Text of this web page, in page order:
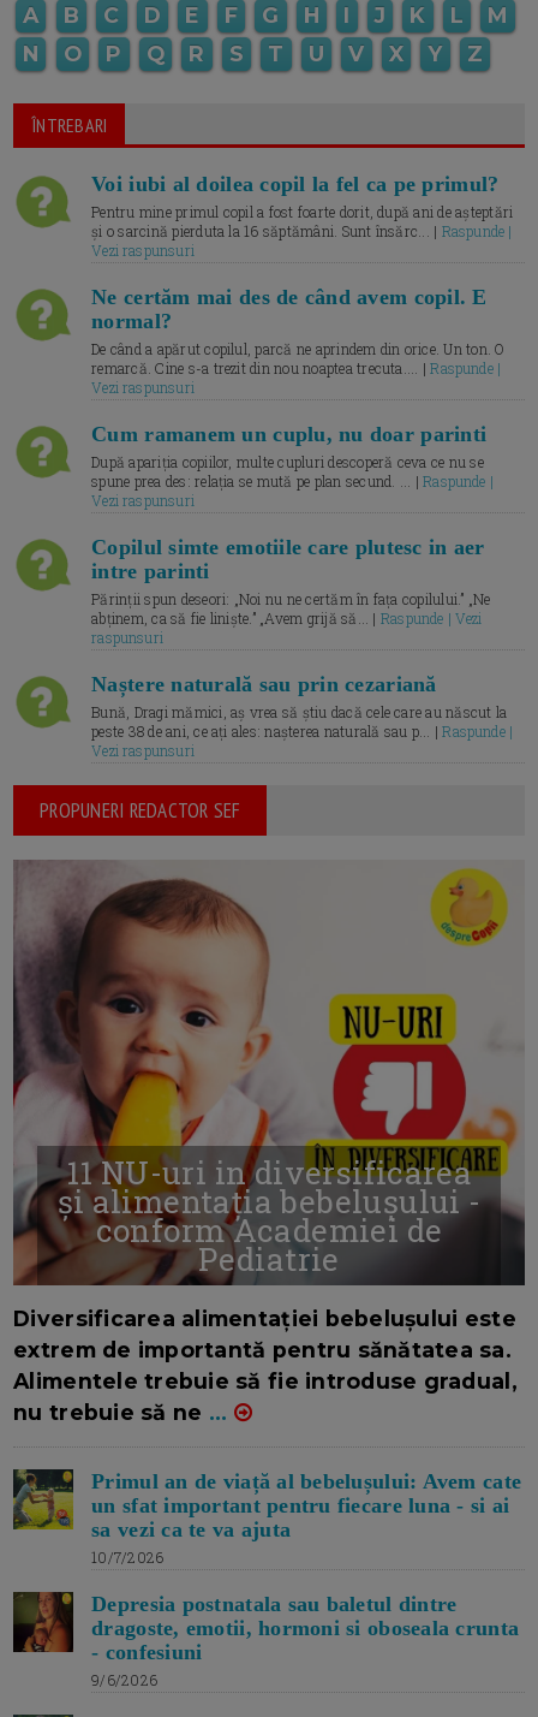
A B C D E F G H I J K L
M
N
O P Q R S T U V X Y Z
ÎNTREBARI
Voi iubi al doilea copil la fel ca pe primul?
Pentru mine primul copil a fost foarte dorit, după ani de așteptări
și o sarcină pierduta la 16 săptămâni. Sunt însărc... | Raspunde |
Vezi raspunsuri
Ne certăm mai des de când avem copil. E
normal?
De când a apărut copilul, parcă ne aprindem din orice. Un ton. O
remarcă. Cine s-a trezit din nou noaptea trecuta.... |Raspunde |
Vezi raspunsuri
Cum ramanem un cuplu, nu doar parinti
După apariția copiilor, multe cupluri descoperă ceva ce nu se
spune prea des: relația se mută pe plan secund. ... |Raspunde |
Vezi raspunsuri
Copilul simte emotiile care plutesc in aer
intre parinti
Părinții spun deseori: „Noi nu ne certăm în fața copilului.” „Ne
abținem, ca să fie liniște.” „Avem grijă să... | Raspunde | Vezi
raspunsuri
Naștere naturală sau prin cezariană
Bună, Dragi mămici, aș vrea să știu dacă cele care au născut la
peste 38 de ani, ce ați ales: nașterea naturală sau p... |Raspunde |
Vezi raspunsuri
PROPUNERI REDACTOR SEF
11 NU-uri in diversificarea
și alimentația bebelușului -
conform Academiei de
Pediatrie
Diversificarea alimentației bebelușului este
extrem de importantă pentru sănătatea sa.
Alimentele trebuie să fie introduse gradual,
nu trebuie să ne ...
Primul an de viață al bebelușului: Avem cate
un sfat important pentru fiecare luna - si ai
sa vezi ca te va ajuta
10/7/2026
Depresia postnatala sau baletul dintre
dragoste, emotii, hormoni si oboseala crunta
- confesiuni
9/6/2026